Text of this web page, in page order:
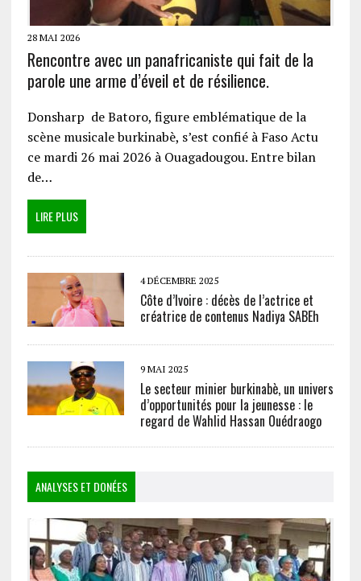
28 MAI 2026
Rencontre avec un panafricaniste qui fait de la
parole une arme d’éveil et de résilience.
Donsharp de Batoro, figure emblématique de la
scène musicale burkinabè, s’est confié à Faso Actu
ce mardi 26 mai 2026 à Ouagadougou. Entre bilan
de…
LIRE PLUS
4 DÉCEMBRE 2025
Côte d’Ivoire : décès de l’actrice et
créatrice de contenus Nadiya SABEh
9 MAI 2025
Le secteur minier burkinabè, un univers
d’opportunités pour la jeunesse : le
regard de Wahlid Hassan Ouédraogo
ANALYSES ET DONÉES